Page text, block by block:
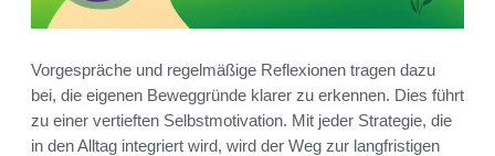
Vorgespräche und regelmäßige Reflexionen tragen dazu
bei, die eigenen Beweggründe klarer zu erkennen. Dies führt
zu einer vertieften Selbstmotivation. Mit jeder Strategie, die
in den Alltag integriert wird, wird der Weg zur langfristigen